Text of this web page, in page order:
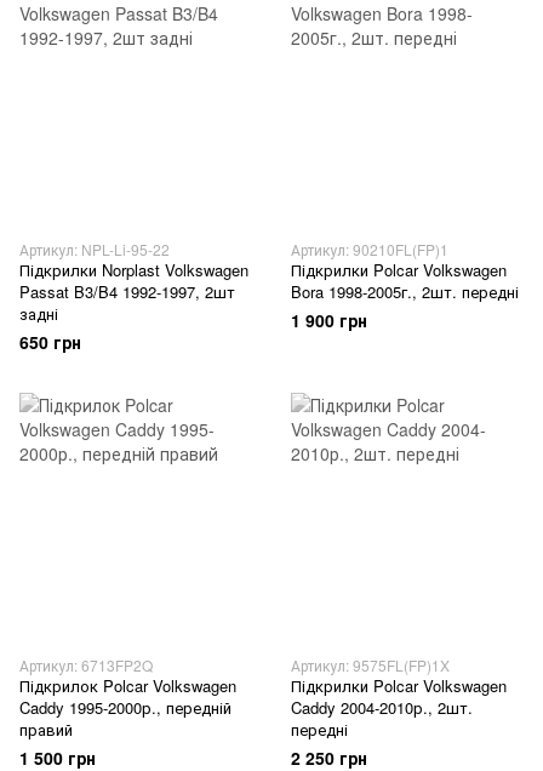
Артикул: NPL-Li-95-22
Підкрилки Norplast Volkswagen
Passat B3/B4 1992-1997, 2шт
задні
650 грн
Артикул: 90210FL(FP)1
Підкрилки Polcar Volkswagen
Bora 1998-2005г., 2шт. передні
1 900 грн
Артикул: 6713FP2Q
Підкрилок Polcar Volkswagen
Caddy 1995-2000р., передній
правий
1 500 грн
Артикул: 9575FL(FP)1X
Підкрилки Polcar Volkswagen
Caddy 2004-2010р., 2шт.
передні
2 250 грн